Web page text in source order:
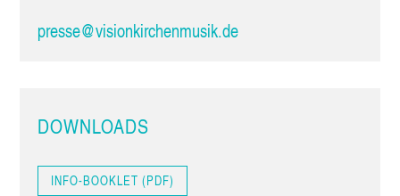
presse@visionkirchenmusik.de
DOWN­LOADS
INFO-BOOK­LET (PDF)